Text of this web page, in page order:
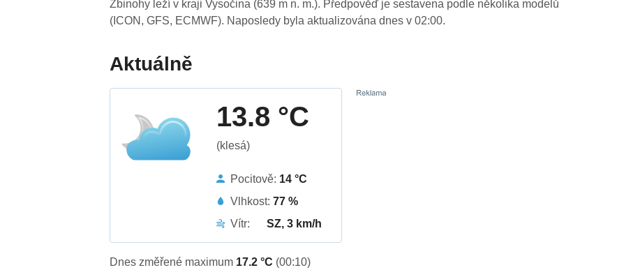
Zbinohy leží v kraji Vysočina (639 m n. m.). Předpověď je sestavena podle několika modelů
(ICON, GFS, ECMWF). Naposledy byla aktualizována dnes v 02:00.
Aktuálně
13.8 °C
(klesá)
Pocitově: 14 °C
Vlhkost:77 %
Vítr:
SZ, 3 km/h
Dnes změřené maximum 17.2 °C (00:10)